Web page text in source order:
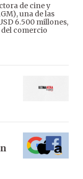
de cine y
una de las
6.500 millones,
comercio